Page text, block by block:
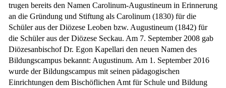
trugen bereits den Namen Carolinum-Augustineum in Erinnerung
an die Gründung und Stiftung als Carolinum (1830) für die
Schüler aus der Diözese Leoben bzw. Augustineum (1842) für
die Schüler aus der Diözese Seckau. Am 7. September 2008 gab
Diözesanbischof Dr. Egon Kapellari den neuen Namen des
Bildungscampus bekannt: Augustinum. Am 1. September 2016
wurde der Bildungscampus mit seinen pädagogischen
Einrichtungen dem Bischöflichen Amt für Schule und Bildung